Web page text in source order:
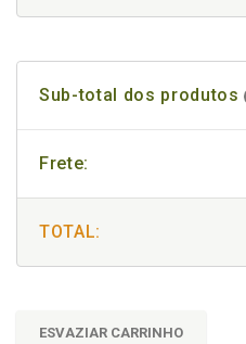
Sub-total dos produtos
Frete:
TOTAL:
ESVAZIAR CARRINHO